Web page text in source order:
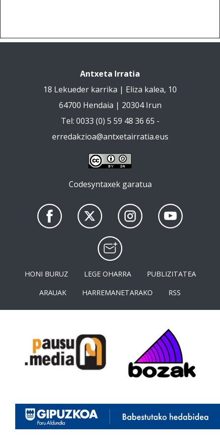
Antxeta Irratia
18 Lekueder karrika | Eliza kalea, 10
64700 Hendaia | 20304 Irun
Tel: 0033 (0) 5 59 48 36 65 -
erredakzioa@antxetairratia.eus
Codesyntaxek garatua
HONI BURUZ LEGE OHARRA
PUBLIZITATEA
ARAUAK
HARREMANETARAKO RSS